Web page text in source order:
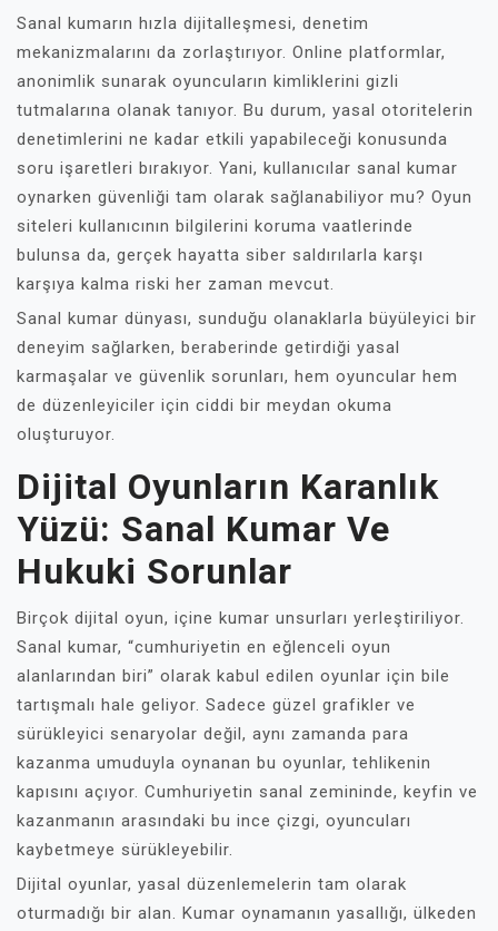
Sanal kumarın hızla dijitalleşmesi, denetim
mekanizmalarını da zorlaştırıyor. Online platformlar,
anonimlik sunarak oyuncuların kimliklerini gizli
tutmalarına olanak tanıyor. Bu durum, yasal otoritelerin
denetimlerini ne kadar etkili yapabileceği konusunda
soru işaretleri bırakıyor. Yani, kullanıcılar sanal kumar
oynarken güvenliği tam olarak sağlanabiliyor mu? Oyun
siteleri kullanıcının bilgilerini koruma vaatlerinde
bulunsa da, gerçek hayatta siber saldırılarla karşı
karşıya kalma riski her zaman mevcut.
Sanal kumar dünyası, sunduğu olanaklarla büyüleyici bir
deneyim sağlarken, beraberinde getirdiği yasal
karmaşalar ve güvenlik sorunları, hem oyuncular hem
de düzenleyiciler için ciddi bir meydan okuma
oluşturuyor.
Dijital Oyunların Karanlık
Yüzü: Sanal Kumar Ve
Hukuki Sorunlar
Birçok dijital oyun, içine kumar unsurları yerleştiriliyor.
Sanal kumar, “cumhuriyetin en eğlenceli oyun
alanlarından biri” olarak kabul edilen oyunlar için bile
tartışmalı hale geliyor. Sadece güzel grafikler ve
sürükleyici senaryolar değil, aynı zamanda para
kazanma umuduyla oynanan bu oyunlar, tehlikenin
kapısını açıyor. Cumhuriyetin sanal zemininde, keyfin ve
kazanmanın arasındaki bu ince çizgi, oyuncuları
kaybetmeye sürükleyebilir.
Dijital oyunlar, yasal düzenlemelerin tam olarak
oturmadığı bir alan. Kumar oynamanın yasallığı, ülkeden